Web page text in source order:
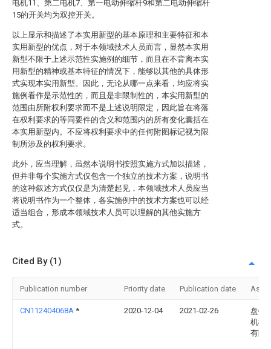
电机11、第二电机7、第一电动伸缩杆9和第二电动伸缩杆
15的开关均为双控开关。
以上显示和描述了本实用新型的基本原理和主要特征和本
实用新型的优点，对于本领域技术人员而言，显然本实用
新型不限于上述示范性实施例的细节，而且在不背离本实
用新型的精神或基本特征的情况下，能够以其他的具体形
式实现本实用新型。因此，无论从哪一点来看，均应将实
施例看作是示范性的，而且是非限制性的，本实用新型的
范围由所附权利要求而不是上述说明限定，因此旨在将落
在权利要求的等同要件的含义和范围内的所有变化囊括在
本实用新型内。不应将权利要求中的任何附图标记视为限
制所涉及的权利要求。
此外，应当理解，虽然本说明书按照实施方式加以描述，
但并非每个实施方式仅包含一个独立的技术方案，说明书
的这种叙述方式仅仅是为清楚起见，本领域技术人员应当
将说明书作为一个整体，各实施例中的技术方案也可以经
适当组合，形成本领域技术人员可以理解的其他实施方
式。
Cited By (1)
Publication number Priority date Publication date
CN112404068A * 2020-12-04 2021-02-26
盘锦
机械
有限